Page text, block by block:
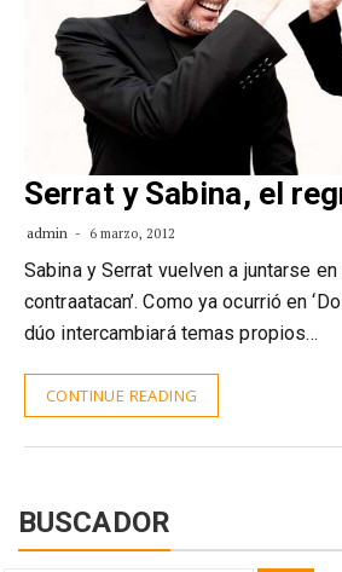
Serrat y Sabina, el
admin 6 marzo, 2012
Sabina y Serrat vuelven a juntarse en
contraatacan’. Como ya ocurrió en
dúo intercambiará temas propios…
CONTINUE READING
BUSCADOR